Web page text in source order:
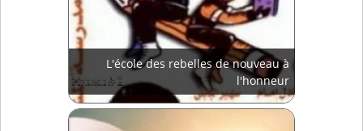
L'école des rebelles de nouveau à
l'honneur